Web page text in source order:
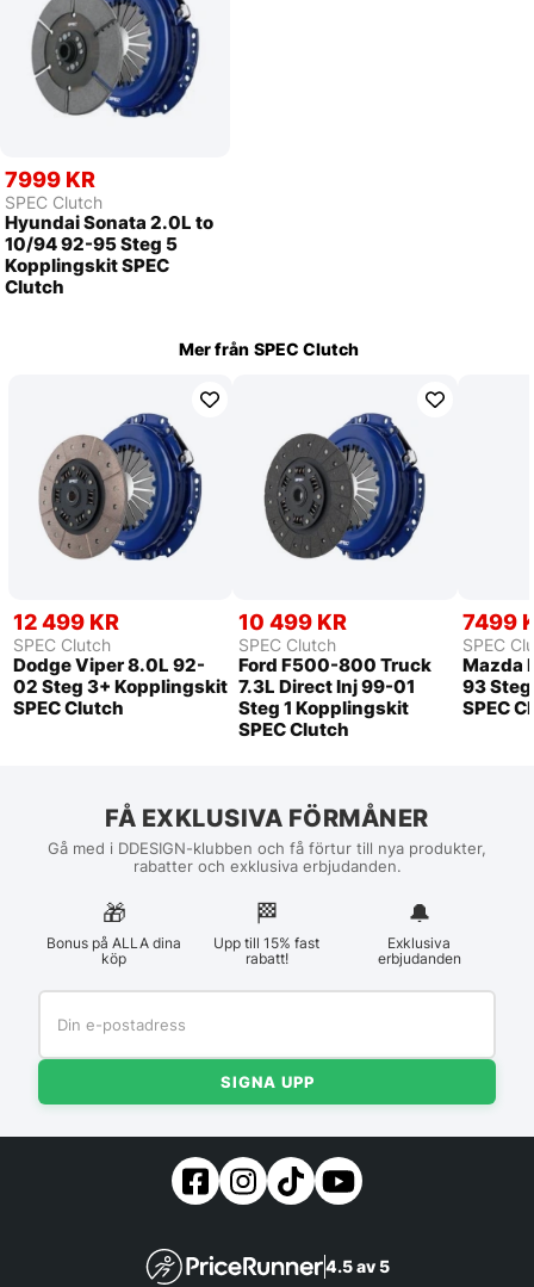
7999 KR
SPEC Clutch
Hyundai Sonata 2.0L to
10/94 92-95 Steg 5
Kopplingskit SPEC
Clutch
Mer från SPEC Clutch
12 499 KR
SPEC Clutch
Dodge Viper 8.0L 92-
02 Steg 3+ Kopplingskit
SPEC Clutch
10 499 KR
SPEC Clutch
Ford F500-800 Truck
7.3L Direct Inj 99-01
Steg 1 Kopplingskit
SPEC Clutch
7499
SPEC
Mazda
93
SPEC
FÅ EXKLUSIVA FÖRMÅNER
Gå med i DDESIGN-klubben och få förtur till nya produkter,
rabatter och exklusiva erbjudanden.
🎁
Bonus på ALLA dina
köp
🏁︎
Upp till 15% fast
rabatt!
🔔
Exklusiva
erbjudanden
SIGNA UPP
4.5 av 5